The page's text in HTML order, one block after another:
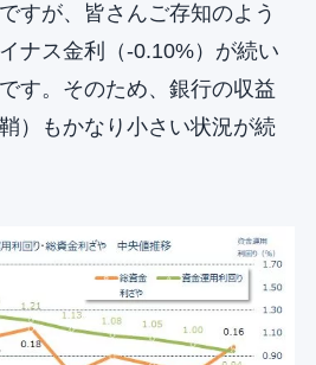
すが、皆さんご存知のよう
ナス金利（-0.10%）が続い
す。そのため、銀行の収益
）もかなり小さい状況が続